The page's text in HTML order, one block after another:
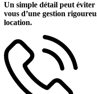
Un simple détail peut éviter
vous d’une gestion
location.